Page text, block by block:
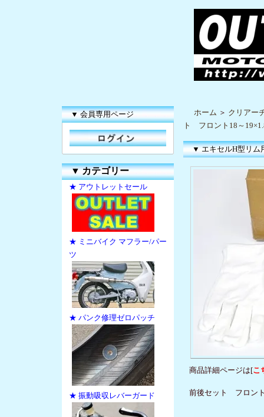
▼ 会員専用ページ
▼カテゴリー
★ アウトレットセール
★ ミニバイク マフラー/パー
ツ
★ パンク修理ゼロパッチ
★ 振動吸収レバーガード
ホーム ＞ クリアー
ト フロント18～
▼ エキセルH型リム
商品詳細ページは[こ
前後セット フロン